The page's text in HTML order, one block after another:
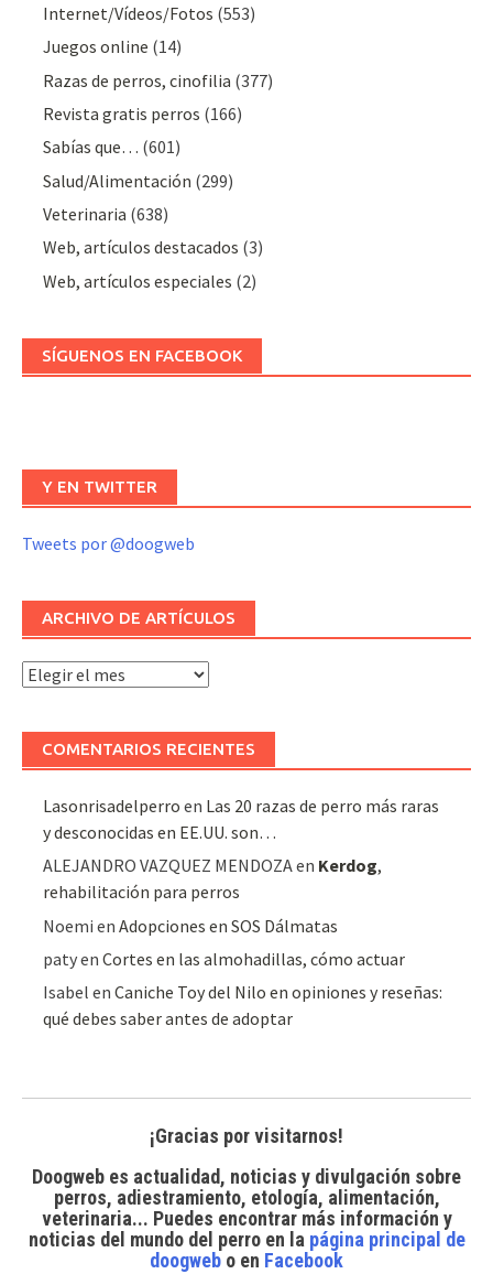
Internet/Vídeos/Fotos (553)
Juegos online (14)
Razas de perros, cinofilia (377)
Revista gratis perros (166)
Sabías que… (601)
Salud/Alimentación (299)
Veterinaria (638)
Web, artículos destacados (3)
Web, artículos especiales (2)
SÍGUENOS EN FACEBOOK
Y EN TWITTER
Tweets por @doogweb
ARCHIVO DE ARTÍCULOS
Archivo
COMENTARIOS RECIENTES
Lasonrisadelperro en Las 20 razas de perro más raras
y desconocidas en EE.UU. son…
ALEJANDRO VAZQUEZ MENDOZAen Kerdog,
rehabilitación para perros
Noemi enAdopciones en SOS Dálmatas
patyenCortes en las almohadillas, cómo actuar
Isabel enCaniche Toy del Nilo en opiniones y reseñas:
qué debes saber antes de adoptar
¡Gracias por visitarnos!
Doogweb es actualidad, noticias y divulgación sobre
perros, adiestramiento, etología, alimentación,
veterinaria... Puedes encontrar más información y
noticias del mundo del perroen la página principal de
doogweb o en Facebook